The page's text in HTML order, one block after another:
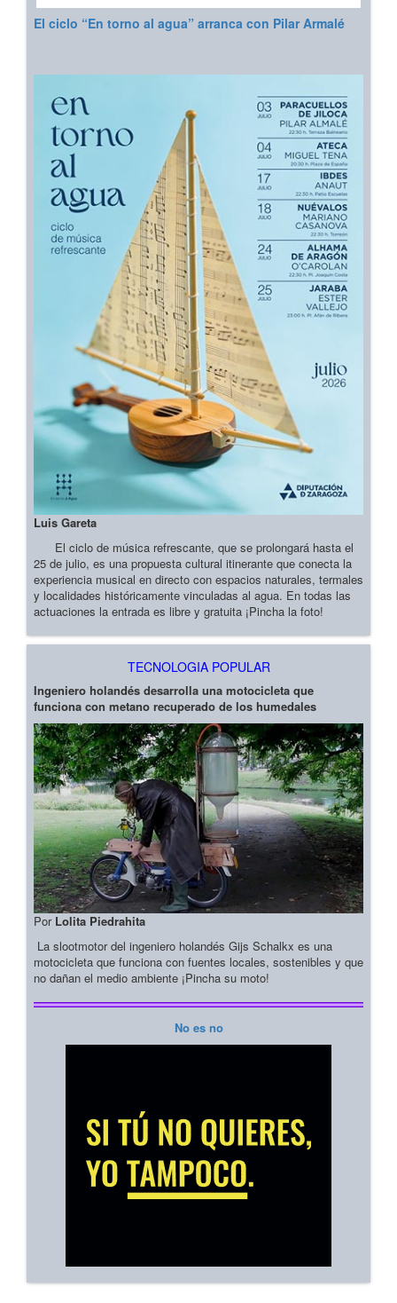
El ciclo “En torno al agua” arranca con Pilar Armalé
Luis Gareta
El ciclo de música refrescante, que se prolongará hasta el
25 de julio, es una propuesta cultural itinerante que conecta la
experiencia musical en directo con espacios naturales, termales
y localidades históricamente vinculadas al agua. En todas las
actuaciones la entrada es libre y gratuita ¡Pincha la foto!
TECNOLOGIA POPULAR
Ingeniero holandés desarrolla una motocicleta que
funciona con metano recuperado de los humedales
Por Lolita Piedrahita
La slootmotor del ingeniero holandés Gijs Schalkx es una
motocicleta que funciona con fuentes locales, sostenibles y que
no dañan el medio ambiente ¡Pincha su moto!
No es no